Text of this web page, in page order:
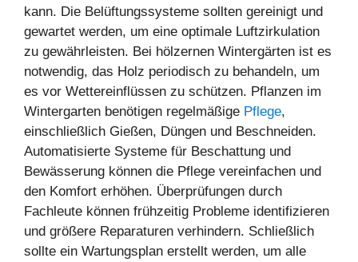
kann. Die Belüftungssysteme sollten gereinigt und
gewartet werden, um eine optimale Luftzirkulation
zu gewährleisten. Bei hölzernen Wintergärten ist es
notwendig, das Holz periodisch zu behandeln, um
es vor Wettereinflüssen zu schützen. Pflanzen im
Wintergarten benötigen regelmäßige Pflege,
einschließlich Gießen, Düngen und Beschneiden.
Automatisierte Systeme für Beschattung und
Bewässerung können die Pflege vereinfachen und
den Komfort erhöhen. Überprüfungen durch
Fachleute können frühzeitig Probleme identifizieren
und größere Reparaturen verhindern. Schließlich
sollte ein Wartungsplan erstellt werden, um alle